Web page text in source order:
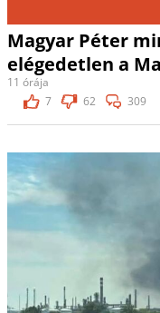
Magyar Péter
elégedetlen a
11 órája
7
62 309